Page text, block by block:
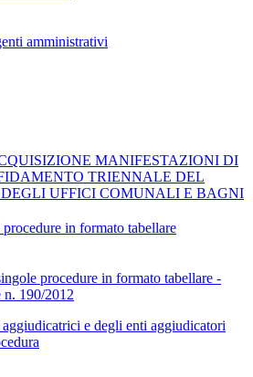
amministrativi
MANIFESTAZIONI DI
TRIENNALE DEL
UFFICI COMUNALI E BAGNI
in formato tabellare
procedure in formato tabellare -
190/2012
e degli enti aggiudicatori